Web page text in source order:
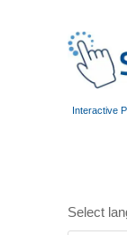
Interactive
Select